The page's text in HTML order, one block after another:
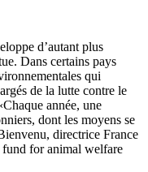
d’autant plus
Dans certains pays
qui
de la lutte contre le
année, une
dont les moyens se
directrice France
for animal welfare